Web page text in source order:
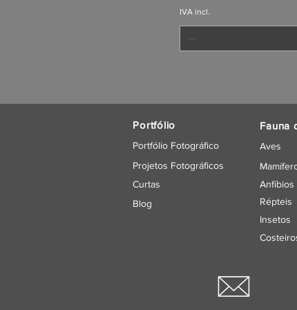
IVA incl.
Portfólio Fauna
Portfólio Fotográfico
Aves
Projetos Fotográficos
Curtas
Blog
Anfíbios
Répteis
Insetos